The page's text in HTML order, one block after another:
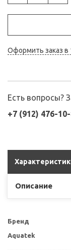
Оформить заказ в
Есть вопросы?
+7 (912) 476-
Описание
Бренд
Aquatek